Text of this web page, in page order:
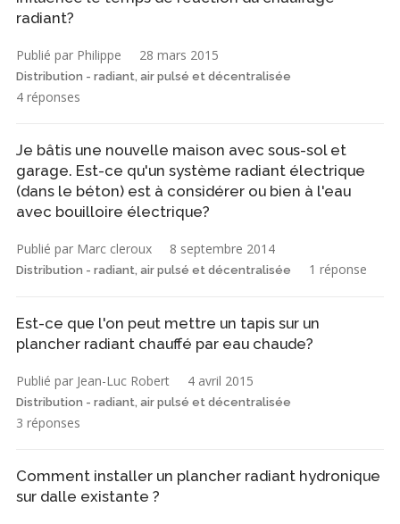
radiant?
Publié par Philippe 28 mars 2015
Distribution - radiant, air pulsé et décentralisée
4 réponses
Je bâtis une nouvelle maison avec sous-sol et
garage. Est-ce qu'un système radiant électrique
(dans le béton) est à considérer ou bien à l'eau
avec bouilloire électrique?
Publié par Marc cleroux 8 septembre 2014
Distribution - radiant, air pulsé et décentralisée 1 réponse
Est-ce que l'on peut mettre un tapis sur un
plancher radiant chauffé par eau chaude?
Publié par Jean-Luc Robert 4 avril 2015
Distribution - radiant, air pulsé et décentralisée
3 réponses
Comment installer un plancher radiant hydronique
sur dalle existante ?